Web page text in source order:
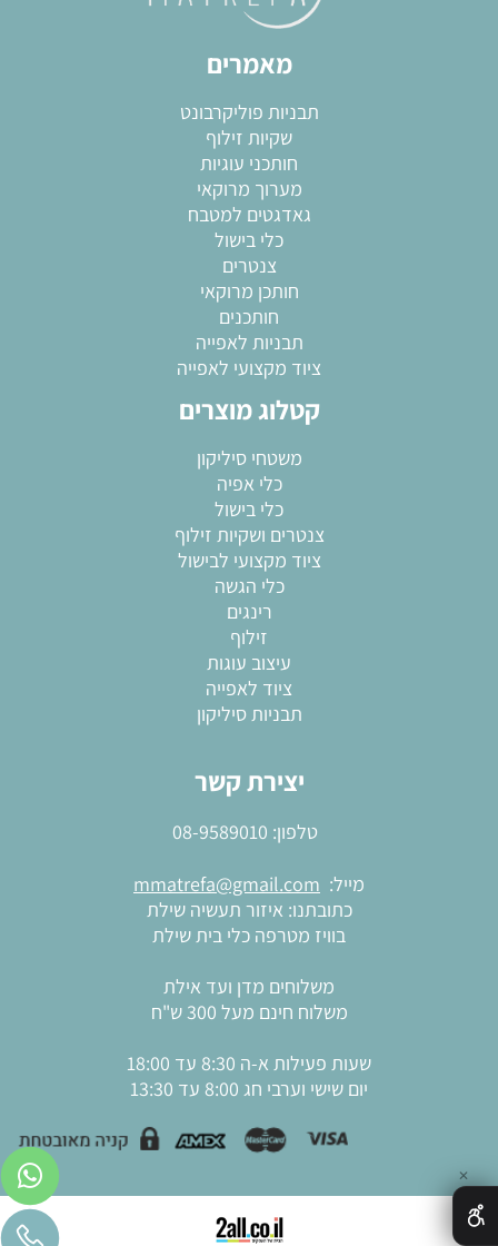
מאמרים
תבניות פוליקרבונט
שקיות זילוף
חותכני עוגיות
מערוך מרוקאי
גאדגטים למטבח
כלי בישול
צנטרים
חותכן מרוקאי
חותכנים
תבניות לאפייה
ציוד מקצועי לאפייה
קטלוג מוצרים
משטחי סיליקון
כלי אפיה
כלי בישול
צנטרים ושקיות זילוף
ציוד מקצועי לבישול
כלי הגשה
רינגים
זילוף
עיצוב עוגות
ציוד לאפייה
תבניות סיליקון
יצירת קשר
טלפון: 08-9589010
מייל: mmatrefa@gmail.com
כתובתנו: איזור תעשיה שילת
בוויז מטרפה כלי בית שילת
משלוחים מדן ועד אילת
משלוח חינם מעל 300 ש"ח
שעות פעילות א-ה 8:30 עד 18:00
יום שישי וערבי חג 8:00 עד 13:30
✕